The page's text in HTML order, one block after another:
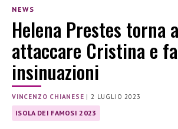
NEWS
Helena Prestes torna
attaccare Cristina e
insinuazioni
VINCENZO CHIANESE |2 LUGLIO 2023
ISOLA DEI FAMOSI 2023